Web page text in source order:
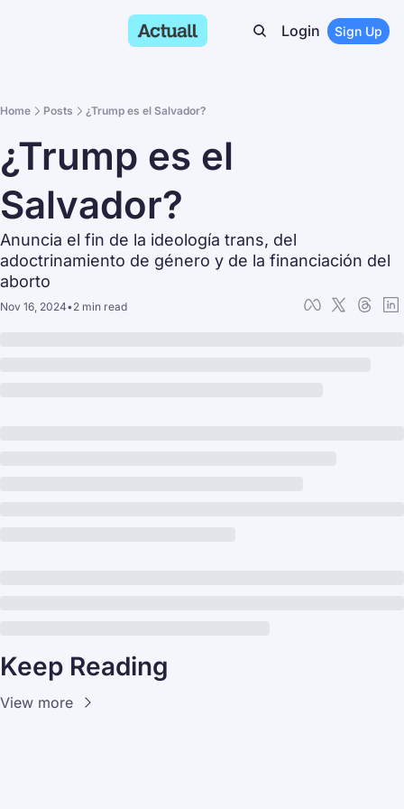
Login Sign Up
Home Posts ¿Trump es el Salvador?
¿Trump es el
Salvador?
Anuncia el fin de la ideología trans, del
adoctrinamiento de género y de la financiación del
aborto
Nov 16, 2024•2 min read
Keep Reading
View more